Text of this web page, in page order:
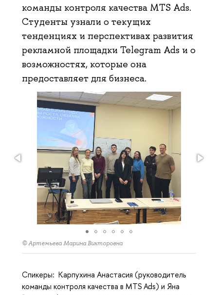
команды контроля качества MTS Ads.
Студенты узнали о текущих
тенденциях и перспективах развития
рекламной площадки Telegram Ads и о
возможностях, которые она
предоставляет для бизнеса.
© Артемьева Марина Викторовна
Спикеры: Карпухина Анастасия (руководитель
команды контроля качества в MTS Ads) и Яна